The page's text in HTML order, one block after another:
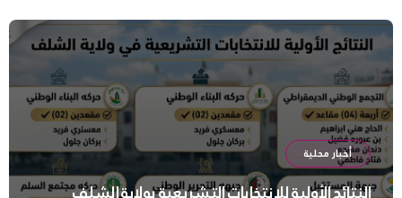
أخبار محلية